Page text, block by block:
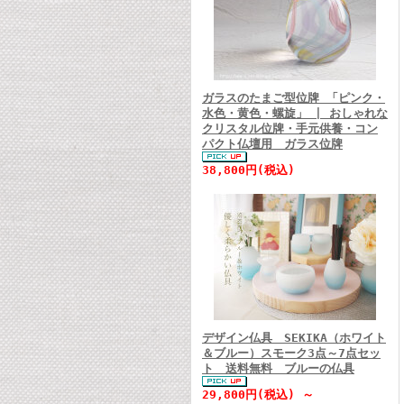
ガラスのたまご型位牌 「ピンク・
水色・黄色・螺旋」 | おしゃれな
クリスタル位牌・手元供養・コン
パクト仏壇用 ガラス位牌
38,800円(税込)
デザイン仏具 SEKIKA（ホワイト
＆ブルー）スモーク3点～7点セッ
ト 送料無料 ブルーの仏具
29,800円(税込) ～